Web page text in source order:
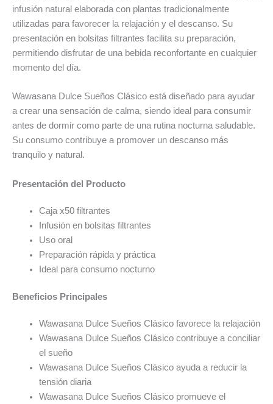
infusión natural elaborada con plantas tradicionalmente
utilizadas para favorecer la relajación y el descanso. Su
presentación en bolsitas filtrantes facilita su preparación,
permitiendo disfrutar de una bebida reconfortante en cualquier
momento del día.
Wawasana Dulce Sueños Clásico está diseñado para ayudar
a crear una sensación de calma, siendo ideal para consumir
antes de dormir como parte de una rutina nocturna saludable.
Su consumo contribuye a promover un descanso más
tranquilo y natural.
Presentación del Producto
Caja x50 filtrantes
Infusión en bolsitas filtrantes
Uso oral
Preparación rápida y práctica
Ideal para consumo nocturno
Beneficios Principales
Wawasana Dulce Sueños Clásico favorece la relajación
Wawasana Dulce Sueños Clásico contribuye a conciliar
el sueño
Wawasana Dulce Sueños Clásico ayuda a reducir la
tensión diaria
Wawasana Dulce Sueños Clásico promueve el